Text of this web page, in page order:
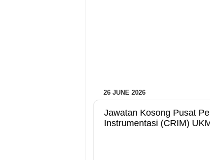
26 JUNE 2026
Jawatan Kosong Pusat
Instrumentasi (CRIM)